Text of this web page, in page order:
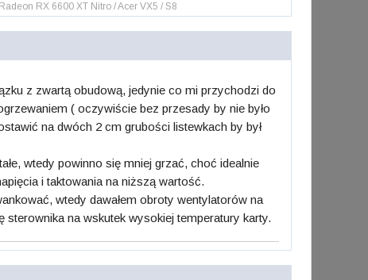
RX 6600 XT Nitro / Acer VX5 / S8
z zwartą obudową, jedynie co mi przychodzi do
( oczywiście bez przesady by nie było
na dwóch 2 cm grubości listewkach by był
wtedy powinno się mniej grzać, choć idealnie
i taktowania na niższą wartość.
wtedy dawałem obroty wentylatorów na
na wskutek wysokiej temperatury karty.